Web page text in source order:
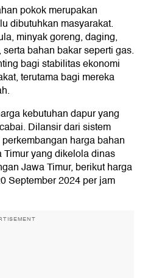
pokok merupakan
dibutuhkan masyarakat.
minyak goreng, daging,
bahan bakar seperti gas.
bagi stabilitas ekonomi
terutama bagi mereka
kebutuhan dapur yang
Dilansir dari sistem
harga bahan
yang dikelola dinas
Jawa Timur, berikut harga
September 2024 per jam